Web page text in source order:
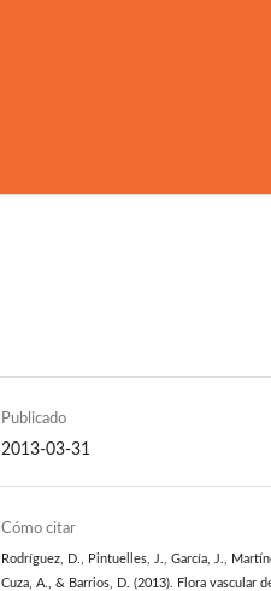
Publicado
2013-03-31
Cómo citar
Rodríguez, D., Pintuelles, J., García, J.,
Cuza, A., & Barrios, D. (2013). Flora vascular de